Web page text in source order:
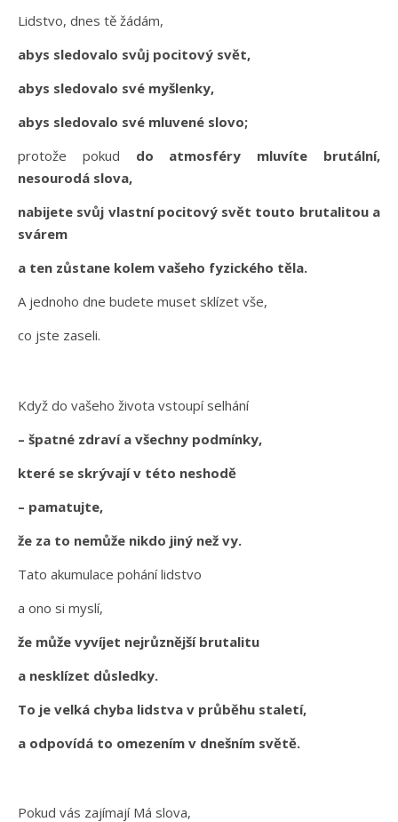
Lidstvo, dnes tě žádám,
abys sledovalo svůj pocitový svět,
abys sledovalo své myšlenky,
abys sledovalo své mluvené slovo;
protože pokud do atmosféry mluvíte brutální,
nesourodá slova,
nabijete svůj vlastní pocitový svět touto brutalitou a
svárem
a ten zůstane kolem vašeho fyzického těla.
A jednoho dne budete muset sklízet vše,
co jste zaseli.
Když do vašeho života vstoupí selhání
– špatné zdraví a všechny podmínky,
které se skrývají v této neshodě
– pamatujte,
že za to nemůže nikdo jiný než vy.
Tato akumulace pohání lidstvo
a ono si myslí,
že může vyvíjet nejrůznější brutalitu
a nesklízet důsledky.
To je velká chyba lidstva v průběhu staletí,
a odpovídá to omezením v dnešním světě.
Pokud vás zajímají Má slova,